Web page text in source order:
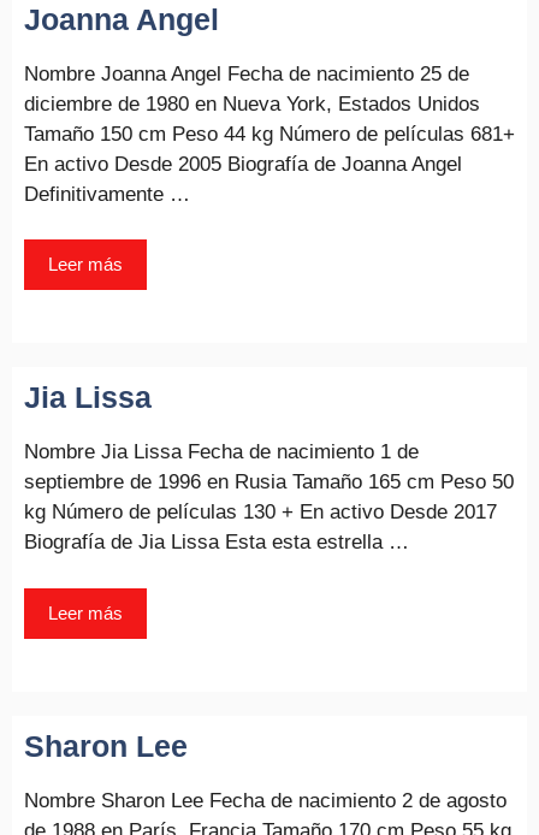
Joanna Angel
Nombre Joanna Angel Fecha de nacimiento 25 de
diciembre de 1980 en Nueva York, Estados Unidos
Tamaño 150 cm Peso 44 kg Número de películas 681+
En activo Desde 2005 Biografía de Joanna Angel
Definitivamente …
Leer más
Jia Lissa
Nombre Jia Lissa Fecha de nacimiento 1 de
septiembre de 1996 en Rusia Tamaño 165 cm Peso 50
kg Número de películas 130 + En activo Desde 2017
Biografía de Jia Lissa Esta esta estrella …
Leer más
Sharon Lee
Nombre Sharon Lee Fecha de nacimiento 2 de agosto
de 1988 en París, Francia Tamaño 170 cm Peso 55 kg